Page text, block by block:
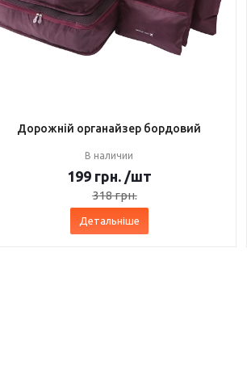
Дорожній органайзер бордовий
В наличии
199 грн. /шт
318грн.
Детальніше